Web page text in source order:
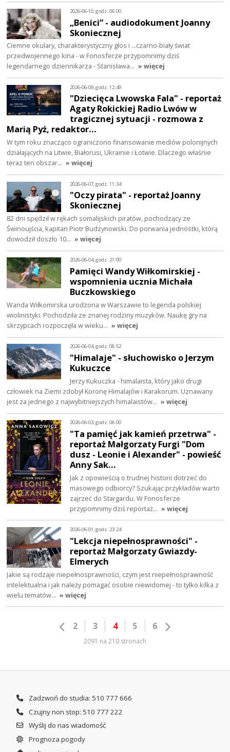
2026-06-10, godz. 06:00
„Benici” - audiodokument Joanny
Skoniecznej
Ciemne okulary, charakterystyczny głos i ...czarno-biały świat
przedwojennego kina - w Fonosferze przypomnimy dziś
legendarnego dziennikarza - Stanisława… » więcej
2026-06-09, godz. 12:49
"Dziecięca Lwowska Fala" - reportaż
Agaty Rokickiej Radio Lwów w
tragicznej sytuacji - rozmowa z
Marią Pyż, redaktor…
W tym roku znacząco ograniczono finansowanie mediów polonijnych
działających na Litwie, Białorusi, Ukrainie i Łotwie. Dlaczego właśnie
teraz ten obszar… » więcej
2026-06-07, godz. 11:34
"Oczy pirata" - reportaż Joanny
Skoniecznej
82 dni spędził w rękach somalijskich piratów, pochodzący ze
Świnoujścia, kapitan Piotr Budzynowski. Do porwania jednostki, którą
dowodził doszło 10… » więcej
2026-06-04, godz. 21:00
Pamięci Wandy Wiłkomirskiej -
wspomnienia ucznia Michała
Buczkowskiego
Wanda Wiłkomirska urodzona w Warszawie to legenda polskiej
wiolinistyki. Pochodziła ze znanej rodziny muzyków. Naukę gry na
skrzypcach rozpoczęła w wieku… » więcej
2026-06-04, godz. 08:52
"Himalaje" - słuchowisko o Jerzym
Kukuczce
Jerzy Kukuczka - himalaista, który jako drugi
człowiek na Ziemi zdobył Koronę Himalajów i Karakorum. Uznawany
jest za jednego z najwybitniejszych himalaistów… » więcej
2026-06-03, godz. 06:00
"Ta pamięć jak kamień przetrwa" -
reportaż Małgorzaty Furgi "Dom
dusz - Leonie i Alexander" - powieść
Anny Sak…
Jak z opowieścią o trudnej historii dotrzeć do
masowego odbiorcy? Szukając przykładów warto
zajrzeć do Stargardu. W Fonosferze
przypomnimy dziś reportaż… » więcej
2026-06-01, godz. 23:24
"Lekcja niepełnosprawności" -
reportaż Małgorzaty Gwiazdy-
Elmerych
Jakie są rodzaje niepełnosprawności, czym jest niepełnosprawność
intelektualna i jak należy pomagać osobie niewidomej - to tylko kilka z
wielu tematów… » więcej
2 3 4 5 6
2091 na 210 stronach
Zadzwoń do studia: 510 777 666
Czujny non stop: 510 777 222
Wyślij do nas wiadomość
Prognoza pogody